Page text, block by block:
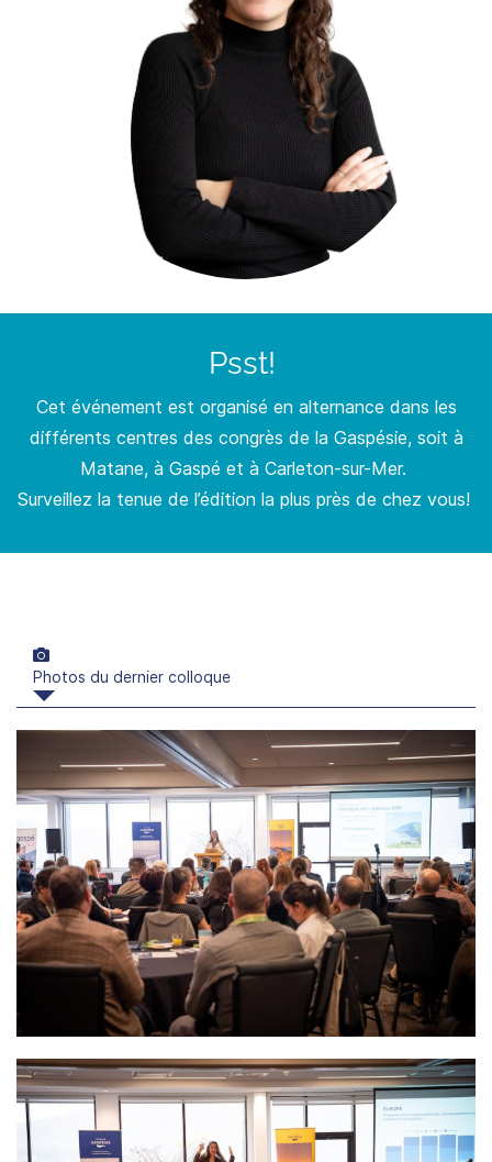
Psst!
Cet événement est organisé en alternance dans les
différents centres des congrès de la Gaspésie, soit à
Matane, à Gaspé et à Carleton-sur-Mer.
Surveillez la tenue de l’édition la plus près de chez vous!
Photos du dernier colloque